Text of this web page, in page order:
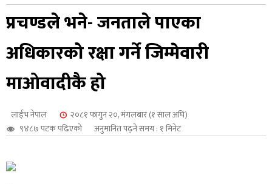
प्रचण्डले भने- जनताले पाएका
अधिकारको रक्षा गर्ने जिम्मेवारी
माओवादीकै हो
लाईभ नेपाल
२०८१ फागुन २०, मंगलबार (१ साल अघि)
९४८७ पटक पढिएको
अनुमानित पढ्ने समय : १ मिनेट